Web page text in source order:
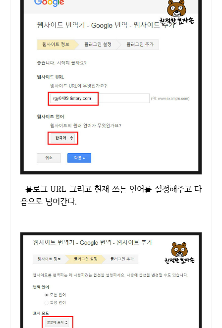
블로그 URL 그리고 현재 쓰는 언어를 설정해주고 다
음으로 넘어간다.